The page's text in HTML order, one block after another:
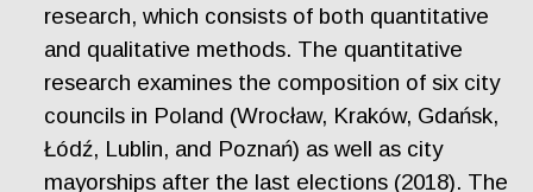
research, which consists of both quantitative
and qualitative methods. The quantitative
research examines the composition of six city
councils in Poland (Wrocław, Kraków, Gdańsk,
Łódź, Lublin, and Poznań) as well as city
mayorships after the last elections (2018). The